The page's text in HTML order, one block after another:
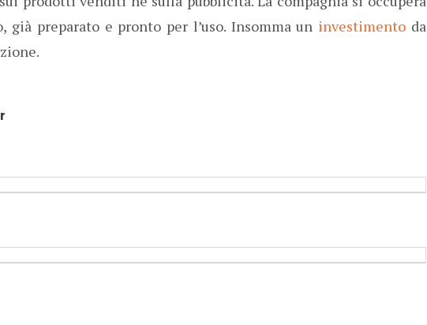
già preparato e pronto per l’uso. Insomma un investimento da